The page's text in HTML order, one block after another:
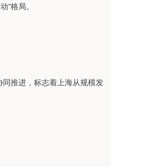
格局。
推进，标志着上海从规模发